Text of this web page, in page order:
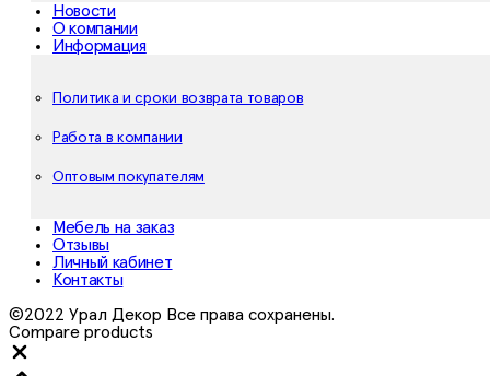
Новости
О компании
Информация
Политика и сроки возврата товаров
Работа в компании
Оптовым покупателям
Мебель на заказ
Отзывы
Личный кабинет
Контакты
©2022 Урал Декор Все права сохранены.
Compare products